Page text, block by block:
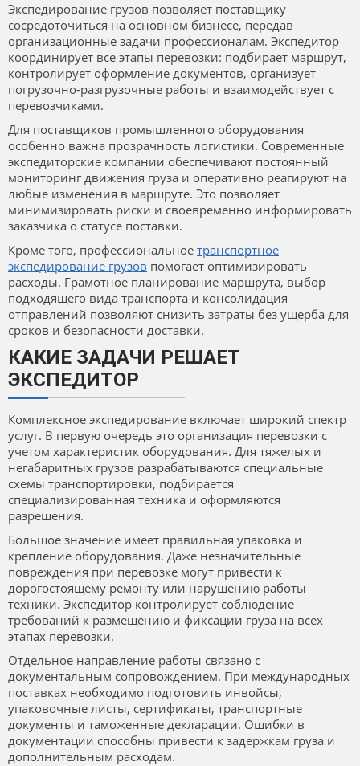
Экспедирование грузов позволяет поставщику
сосредоточиться на основном бизнесе, передав
организационные задачи профессионалам. Экспедитор
координирует все этапы перевозки: подбирает маршрут,
контролирует оформление документов, организует
погрузочно-разгрузочные работы и взаимодействует с
перевозчиками.
Для поставщиков промышленного оборудования
особенно важна прозрачность логистики. Современные
экспедиторские компании обеспечивают постоянный
мониторинг движения груза и оперативно реагируют на
любые изменения в маршруте. Это позволяет
минимизировать риски и своевременно информировать
заказчика о статусе поставки.
Кроме того, профессиональное транспортное
экспедирование грузов помогает оптимизировать
расходы. Грамотное планирование маршрута, выбор
подходящего вида транспорта и консолидация
отправлений позволяют снизить затраты без ущерба для
сроков и безопасности доставки.
КАКИЕ ЗАДАЧИ РЕШАЕТ
ЭКСПЕДИТОР
Комплексное экспедирование включает широкий спектр
услуг. В первую очередь это организация перевозки с
учетом характеристик оборудования. Для тяжелых и
негабаритных грузов разрабатываются специальные
схемы транспортировки, подбирается
специализированная техника и оформляются
разрешения.
Большое значение имеет правильная упаковка и
крепление оборудования. Даже незначительные
повреждения при перевозке могут привести к
дорогостоящему ремонту или нарушению работы
техники. Экспедитор контролирует соблюдение
требований к размещению и фиксации груза на всех
этапах перевозки.
Отдельное направление работы связано с
документальным сопровождением. При международных
поставках необходимо подготовить инвойсы,
упаковочные листы, сертификаты, транспортные
документы и таможенные декларации. Ошибки в
документации способны привести к задержкам груза и
дополнительным расходам.